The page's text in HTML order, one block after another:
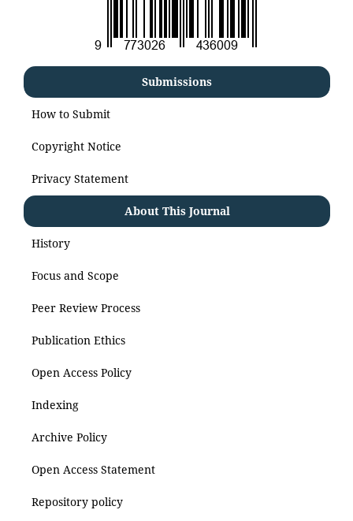
Submissions
How to Submit
Copyright Notice
Privacy Statement
About This Journal
History
Focus and Scope
Peer Review Process
Publication Ethics
Open Access Policy
Indexing
Archive Policy
Open Access Statement
Repository policy